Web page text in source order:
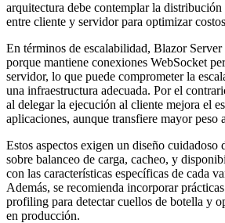
arquitectura debe contemplar la distribución
entre cliente y servidor para optimizar
En términos de escalabilidad, Blazor Server
porque mantiene conexiones WebSocket
servidor, lo que puede comprometer la
una infraestructura adecuada. Por el
al delegar la ejecución al cliente mejora el
aplicaciones, aunque transfiere mayor peso
Estos aspectos exigen un diseño cuidadoso
sobre balanceo de carga, cacheo, y
con las características específicas de cada
Además, se recomienda incorporar
profiling para detectar cuellos de botella y
en producción.